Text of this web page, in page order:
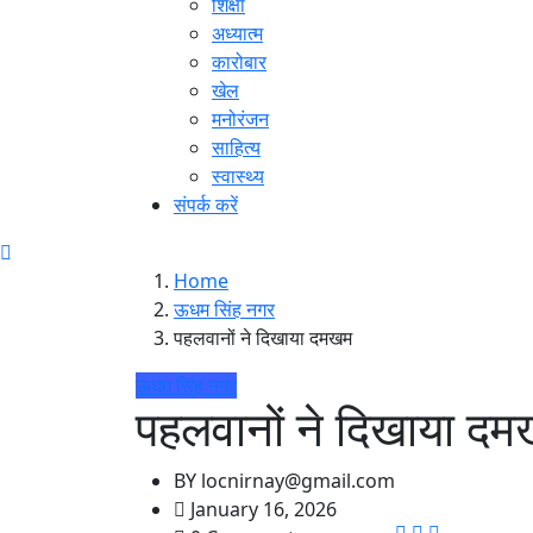
अध्यात्म
कारोबार
खेल
मनोरंजन
साहित्य
स्वास्थ्य
संपर्क करें
Home
ऊधम सिंह नगर
पहलवानों ने दिखाया दमखम
ऊधम सिंह नगर
पहलवानों ने दिखाया
BY locnirnay@gmail.com
January 16, 2026